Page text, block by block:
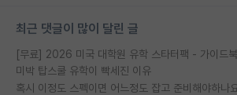
최근 댓글이 많이 달린 글
미박 탑스쿨 유학이 빡세진 이유
혹시 이정도 스펙이면 어느정도 잡고 준비해야하나